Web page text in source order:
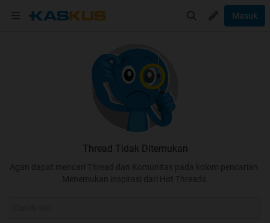
Masuk
Thread Tidak Ditemukan
Agan dapat mencari Thread dan Komunitas pada kolom pencarian.
Menemukan inspirasi dari Hot Threads.